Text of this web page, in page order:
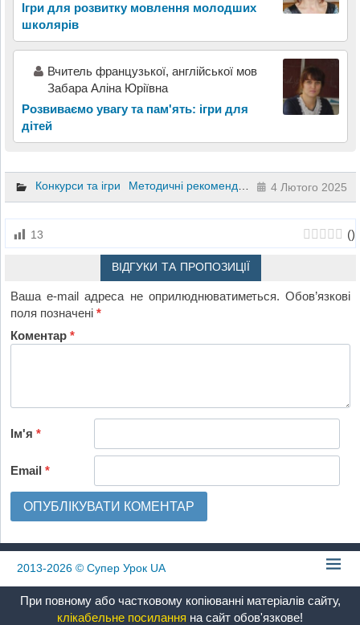
Ігри для розвитку мовлення молодших
школярів
Вчитель французької, англійської мов
Забара Аліна Юріївна
Розвиваємо увагу та пам'ять: ігри для
дітей
Конкурси та ігри Методичні рекомендації Іноземна мова
4 Лютого 2025
13 ()
ВІДГУКИ ТА ПРОПОЗИЦІЇ
Ваша e-mail адреса не оприлюднюватиметься. Обов’язкові
поля позначені*
Коментар*
Ім'я*
Email*
2013-2026 © Супер Урок UA
При повному або частковому копіюванні матеріалів сайту,
клікабельне посилання на сайт обов'язкове!